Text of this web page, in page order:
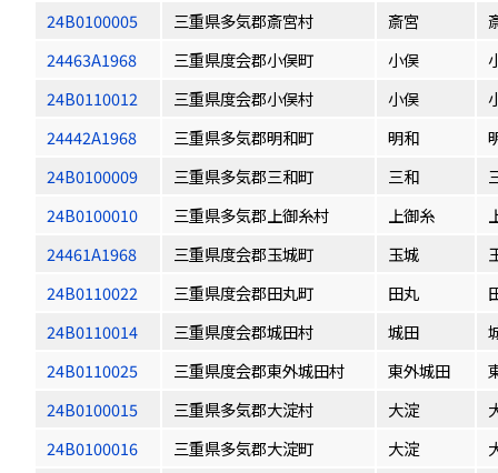
24B0100005
三重県多気郡斎宮村 斎宮
24463A1968
三重県度会郡小俣町 小俣
24B0110012
三重県度会郡小俣村 小俣
24442A1968
三重県多気郡明和町 明和
24B0100009
三重県多気郡三和町 三和
24B0100010
三重県多気郡上御糸村 上御糸
24461A1968
三重県度会郡玉城町 玉城
24B0110022
三重県度会郡田丸町 田丸
24B0110014
三重県度会郡城田村 城田
24B0110025
三重県度会郡東外城田村 東外城田
24B0100015
三重県多気郡大淀村 大淀
24B0100016
三重県多気郡大淀町 大淀